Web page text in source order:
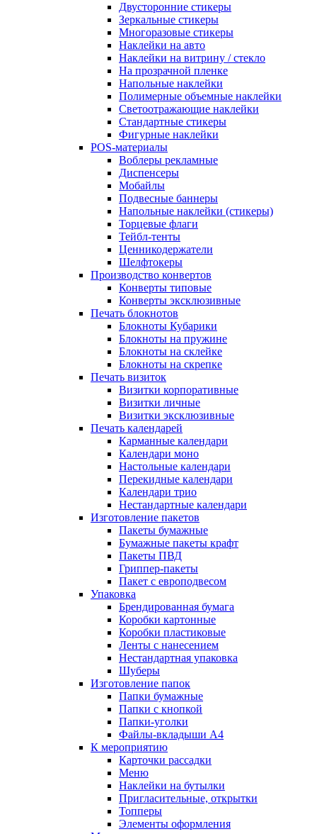
Двусторонние стикеры
Зеркальные стикеры
Многоразовые стикеры
Наклейки на авто
Наклейки на витрину / стекло
На прозрачной пленке
Напольные наклейки
Полимерные объемные наклейки
Светоотражающие наклейки
Стандартные стикеры
Фигурные наклейки
POS-материалы
Воблеры рекламные
Диспенсеры
Мобайлы
Подвесные баннеры
Напольные наклейки (стикеры)
Торцевые флаги
Тейбл-тенты
Ценникодержатели
Шелфтокеры
Производство конвертов
Конверты типовые
Конверты эксклюзивные
Печать блокнотов
Блокноты Кубарики
Блокноты на пружине
Блокноты на склейке
Блокноты на скрепке
Печать визиток
Визитки корпоративные
Визитки личные
Визитки эксклюзивные
Печать календарей
Карманные календари
Календари моно
Настольные календари
Перекидные календари
Календари трио
Нестандартные календари
Изготовление пакетов
Пакеты бумажные
Бумажные пакеты крафт
Пакеты ПВД
Гриппер-пакеты
Пакет с европодвесом
Упаковка
Брендированная бумага
Коробки картонные
Коробки пластиковые
Ленты с нанесением
Нестандартная упаковка
Шуберы
Изготовление папок
Папки бумажные
Папки с кнопкой
Папки-уголки
Файлы-вкладыши А4
К мероприятию
Карточки рассадки
Меню
Наклейки на бутылки
Пригласительные, открытки
Топперы
Элементы оформления